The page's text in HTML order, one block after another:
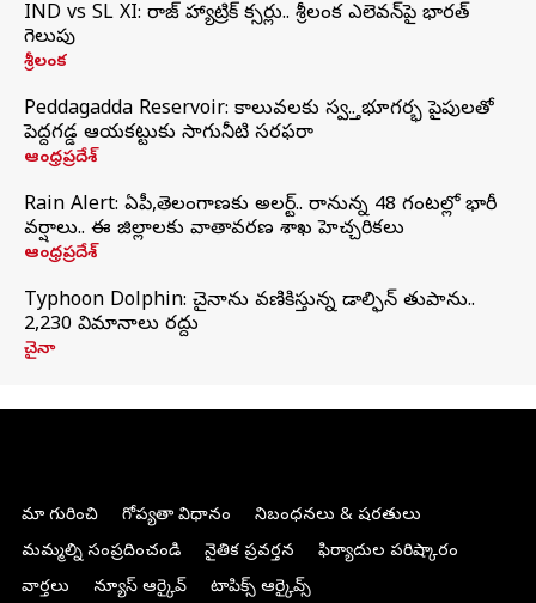
IND vs SL XI: సిరాజ్‌ హ్యాట్రిక్‌ సిక్సర్లు.. శ్రీలంక ఎలెవన్‌పై భారత్‌
గెలుపు
శ్రీలంక
Peddagadda Reservoir: కాలువలకు స్వస్తి.. భూగర్భ పైపులతో
పెద్దగడ్డ ఆయకట్టుకు సాగునీటి సరఫరా
ఆంధ్రప్రదేశ్
Rain Alert: ఏపీ,తెలంగాణకు అలర్ట్.. రానున్న 48 గంటల్లో భారీ
వర్షాలు.. ఈ జిల్లాలకు వాతావరణ శాఖ హెచ్చరికలు
ఆంధ్రప్రదేశ్
Typhoon Dolphin: చైనాను వణికిస్తున్న డాల్ఫిన్‌ తుపాను..
2,230 విమానాలు రద్దు
చైనా
మా గురించి గోప్యతా విధానం
నిబంధనలు & షరతులు
మమ్మల్ని సంప్రదించండి
నైతిక ప్రవర్తన
ఫిర్యాదుల పరిష్కారం
వార్తలు
న్యూస్ ఆర్కైవ్ టాపిక్స్ ఆర్కైవ్స్